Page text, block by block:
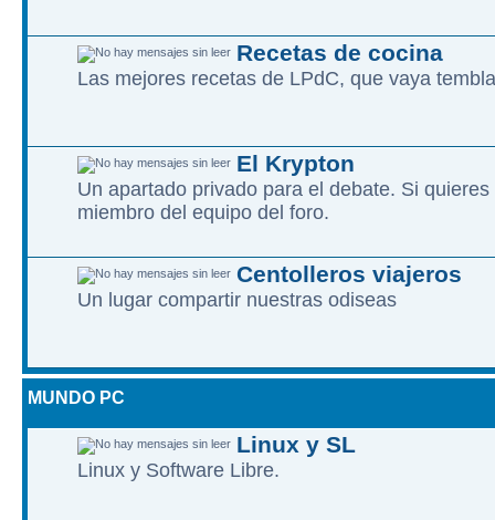
Recetas de cocina
Las mejores recetas de LPdC, que vaya
El Krypton
Un apartado privado para el debate. Si
miembro del equipo del foro.
Centolleros viajeros
Un lugar compartir nuestras odiseas
MUNDO PC
Linux y SL
Linux y Software Libre.